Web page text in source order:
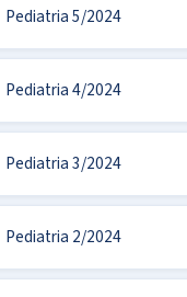
Pediatria 5/2024
Pediatria 4/2024
Pediatria 3/2024
Pediatria 2/2024